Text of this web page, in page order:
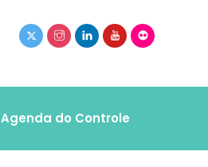
Agenda do Controle